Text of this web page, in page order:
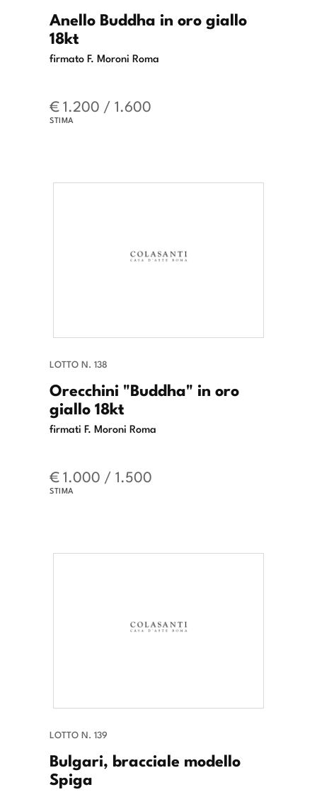
Anello Buddha in oro giallo
18kt
firmato F. Moroni Roma
€ 1.200 / 1.600
STIMA
LOTTO N. 138
Orecchini "Buddha" in oro
giallo 18kt
firmati F. Moroni Roma
€ 1.000 / 1.500
STIMA
LOTTO N. 139
Bulgari, bracciale modello
Spiga